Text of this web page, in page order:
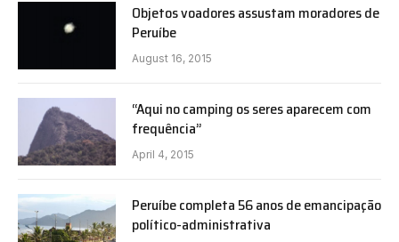
Objetos voadores assustam moradores de
Peruíbe
August 16, 2015
“Aqui no camping os seres aparecem com
frequência”
April 4, 2015
Peruíbe completa 56 anos de emancipação
político-administrativa